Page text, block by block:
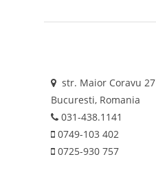
str. Maior Coravu 27
Bucuresti, Romania
031-438.1141
0749-103 402
0725-930 757